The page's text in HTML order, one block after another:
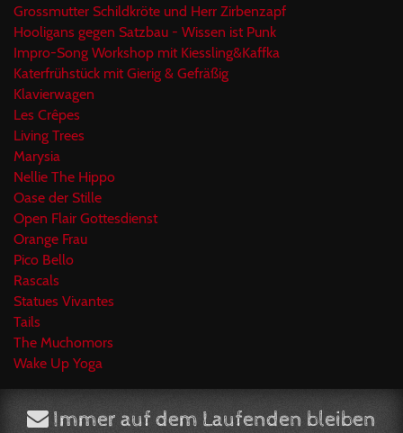
Grossmutter Schildkröte und Herr Zirbenzapf
Hooligans gegen Satzbau - Wissen ist Punk
Impro-Song Workshop mit Kiessling&Kaffka
Katerfrühstück mit Gierig & Gefräßig
Klavierwagen
Les Crêpes
Living Trees
Marysia
Nellie The Hippo
Oase der Stille
Open Flair Gottesdienst
Orange Frau
Pico Bello
Rascals
Statues Vivantes
Tails
The Muchomors
Wake Up Yoga
Immer auf dem Laufenden bleiben